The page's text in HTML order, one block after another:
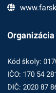
Organizácia
Kód školy:
IČO: 170 54
DIČ: 2020 87